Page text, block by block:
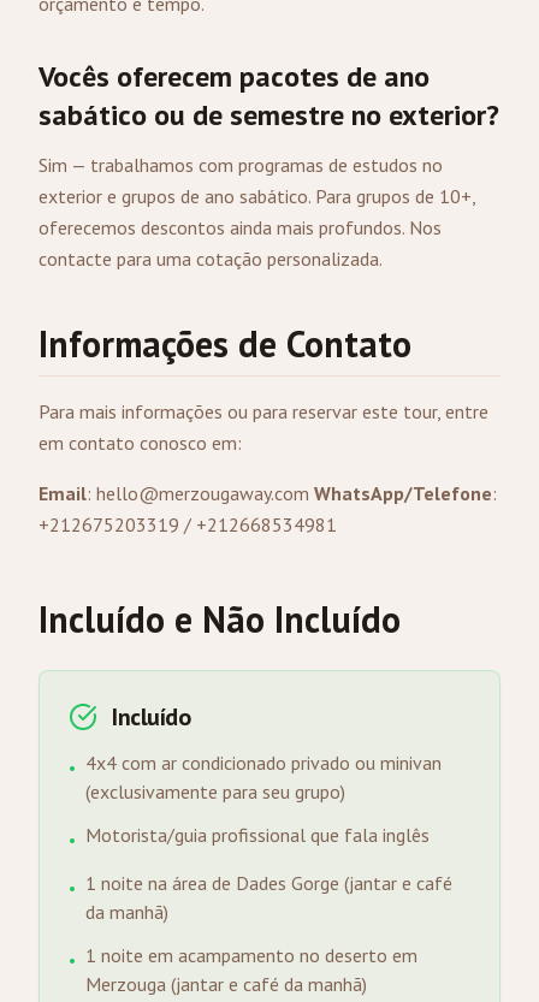
Vocês oferecem pacotes de ano
sabático ou de semestre no exterior?
Sim — trabalhamos com programas de estudos no
exterior e grupos de ano sabático. Para grupos de 10+,
oferecemos descontos ainda mais profundos. Nos
contacte para uma cotação personalizada.
Informações de Contato
Para mais informações ou para reservar este tour, entre
em contato conosco em:
Email: hello@merzougaway.com WhatsApp/Telefone:
+212675203319 / +212668534981
Incluído e Não Incluído
Incluído
• 4x4 com ar condicionado privado ou minivan
(exclusivamente para seu grupo)
• Motorista/guia profissional que fala inglês
• 1 noite na área de Dades Gorge (jantar e café
da manhã)
• 1 noite em acampamento no deserto em
Merzouga (jantar e café da manhã)